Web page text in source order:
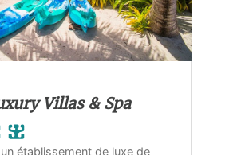
Villas & Spa
établissement de luxe de